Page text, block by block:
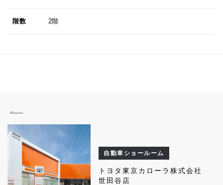
階数 2階
自動車ショールーム
トヨタ東京カローラ株式会社
世田谷店